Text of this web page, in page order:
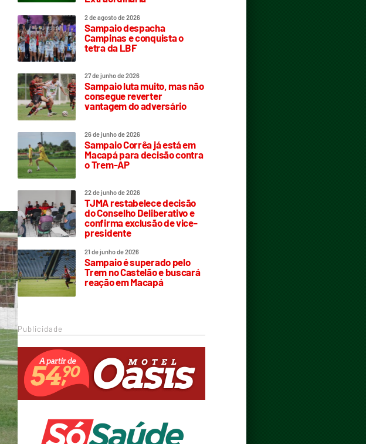
2 de agosto de 2026
Sampaio despacha
Campinas e conquista o
tetra da LBF
27 de junho de 2026
Sampaio luta muito, mas não
consegue reverter
vantagem do adversário
26 de junho de 2026
Sampaio Corrêa já está em
Macapá para decisão contra
o Trem-AP
22 de junho de 2026
TJMA restabelece decisão
do Conselho Deliberativo e
confirma exclusão de vice-
presidente
21 de junho de 2026
Sampaio é superado pelo
Trem no Castelão e buscará
reação em Macapá
Publicidade